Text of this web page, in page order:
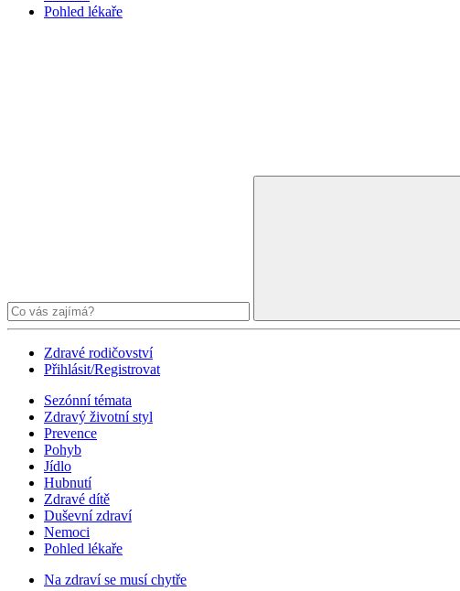
Pohled lékaře
Zdravé rodičovství
Přihlásit/Registrovat
Sezónní témata
Zdravý životní styl
Prevence
Pohyb
Jídlo
Hubnutí
Zdravé dítě
Duševní zdraví
Nemoci
Pohled lékaře
Na zdraví se musí chytře